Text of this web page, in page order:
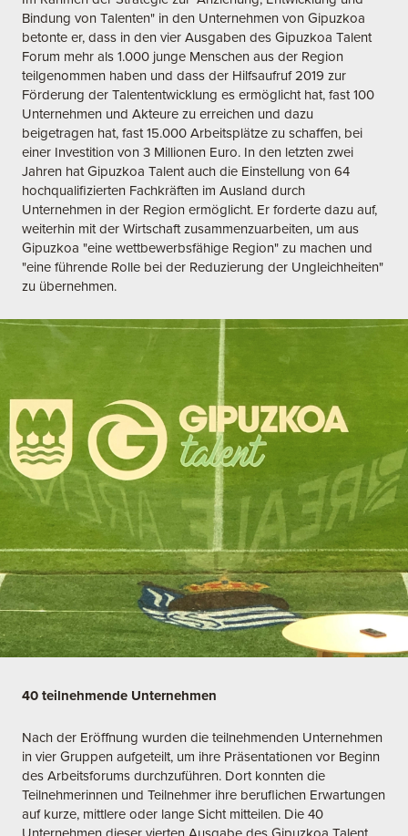
Bindung von Talenten" in den Unternehmen von Gipuzkoa
betonte er, dass in den vier Ausgaben des Gipuzkoa Talent
Forum mehr als 1.000 junge Menschen aus der Region
teilgenommen haben und dass der Hilfsaufruf 2019 zur
Förderung der Talententwicklung es ermöglicht hat, fast 100
Unternehmen und Akteure zu erreichen und dazu
beigetragen hat, fast 15.000 Arbeitsplätze zu schaffen, bei
einer Investition von 3 Millionen Euro. In den letzten zwei
Jahren hat Gipuzkoa Talent auch die Einstellung von 64
hochqualifizierten Fachkräften im Ausland durch
Unternehmen in der Region ermöglicht. Er forderte dazu auf,
weiterhin mit der Wirtschaft zusammenzuarbeiten, um aus
Gipuzkoa "eine wettbewerbsfähige Region" zu machen und
"eine führende Rolle bei der Reduzierung der Ungleichheiten"
zu übernehmen.
40 teilnehmende Unternehmen
Nach der Eröffnung wurden die teilnehmenden Unternehmen
in vier Gruppen aufgeteilt, um ihre Präsentationen vor Beginn
des Arbeitsforums durchzuführen. Dort konnten die
Teilnehmerinnen und Teilnehmer ihre beruflichen Erwartungen
auf kurze, mittlere oder lange Sicht mitteilen. Die 40